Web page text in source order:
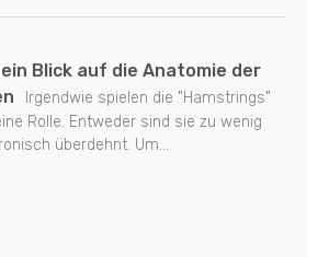
Blick auf die Anatomie der
Irgendwie spielen die "Hamstrings"
Rolle. Entweder sind sie zu wenig
überdehnt. Um...